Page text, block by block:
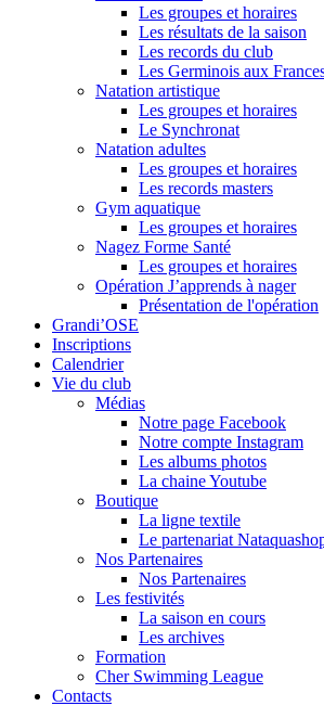
Les groupes et horaires
Les résultats de la saison
Les records du club
Les Germinois aux
Natation artistique
Les groupes et horaires
Le Synchronat
Natation adultes
Les groupes et horaires
Les records masters
Gym aquatique
Les groupes et horaires
Nagez Forme Santé
Les groupes et horaires
Opération J’apprends à nager
Présentation de l'opération
Grandi’OSE
Inscriptions
Calendrier
Vie du club
Médias
Notre page Facebook
Notre compte Instagram
Les albums photos
La chaine Youtube
Boutique
La ligne textile
Le partenariat
Nos Partenaires
Nos Partenaires
Les festivités
La saison en cours
Les archives
Formation
Cher Swimming League
Contacts